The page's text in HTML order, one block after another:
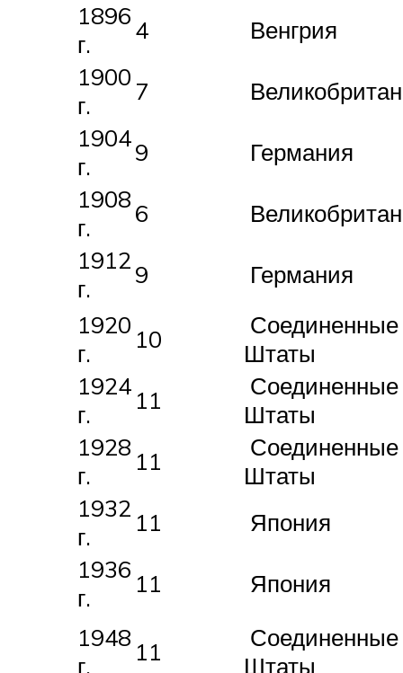
1896
г.
4
Венгрия
1900
г.
7
1904
г.
9
Германия
1908
г.
6
1912
г.
9
Германия
1920
г.
10
Соединенные
Штаты
1924
г.
11
Соединенные
Штаты
1928
г.
11
Соединенные
Штаты
1932
г.
11
Япония
1936
г.
11
Япония
1948
г.
11
Соединенные
Штаты